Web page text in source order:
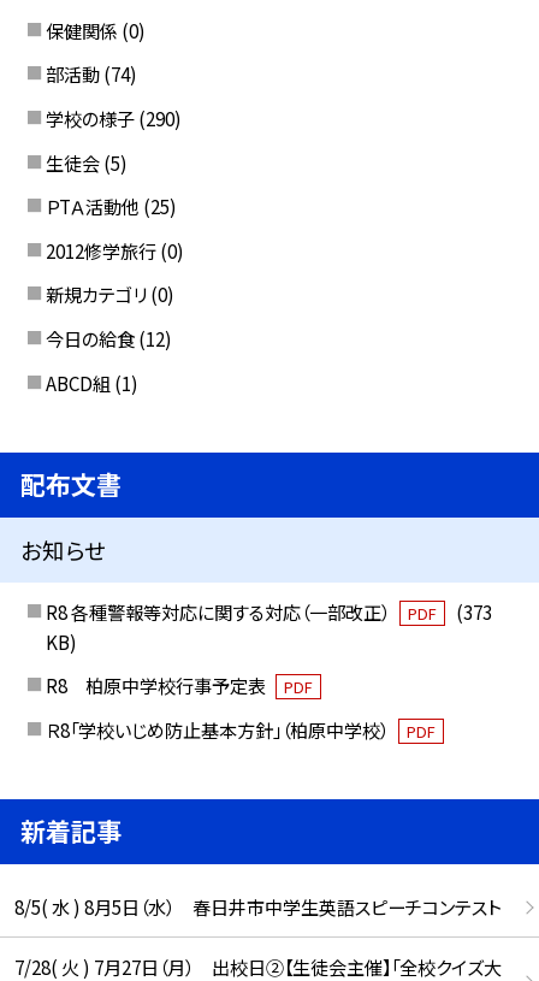
保健関係 (0)
部活動 (74)
学校の様子 (290)
生徒会 (5)
ＰTＡ活動他 (25)
2012修学旅行 (0)
新規カテゴリ (0)
今日の給食 (12)
ABCD組 (1)
配布文書
お知らせ
R8 各種警報等対応に関する対応（一部改正） PDF
(373
KB)
R8 柏原中学校行事予定表
PDF
Ｒ8「学校いじめ防止基本方針」（柏原中学校） PDF
新着記事
8/5( 水 ) 8月5日（水） 春日井市中学生英語スピーチコンテスト
7/28( 火 ) 7月27日（月） 出校日②【生徒会主催】「全校クイズ大